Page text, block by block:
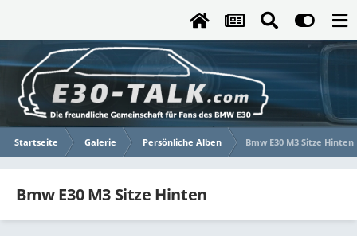
Startseite Galerie Persönliche Alben Bmw E30 M3 Sitze Hinten
Bmw E30 M3 Sitze Hinten